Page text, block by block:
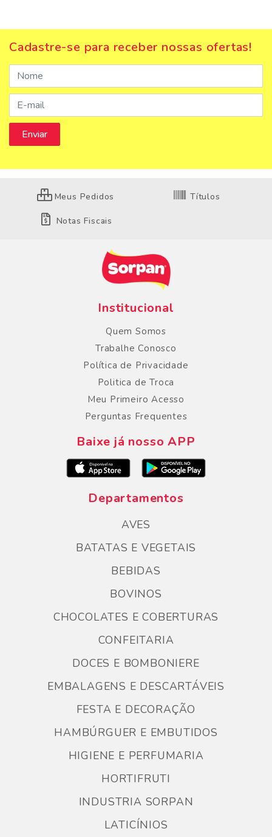
Cadastre-se para receber nossas ofertas!
Meus Pedidos Títulos
Notas Fiscais
Institucional
Quem Somos
Trabalhe Conosco
Política de Privacidade
Politica de Troca
Meu Primeiro Acesso
Perguntas Frequentes
Baixe já nosso APP
Departamentos
AVES
BATATAS E VEGETAIS
BEBIDAS
BOVINOS
CHOCOLATES E COBERTURAS
CONFEITARIA
DOCES E BOMBONIERE
EMBALAGENS E DESCARTÁVEIS
FESTA E DECORAÇÃO
HAMBÚRGUER E EMBUTIDOS
HIGIENE E PERFUMARIA
HORTIFRUTI
INDUSTRIA SORPAN
LATICÍNIOS